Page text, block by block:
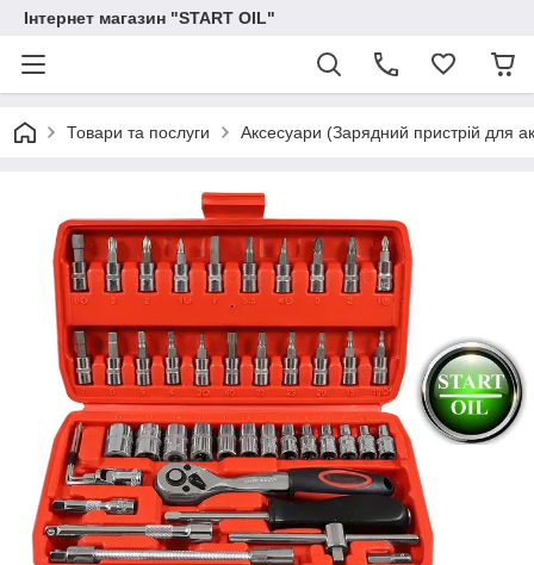
Інтернет магазин "START OIL"
Товари та послуги Аксесуари (Зарядний пристрій для